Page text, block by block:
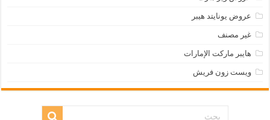
عروض يونايتد هيبر
غير مصنف
هايبر ماركت الإمارات
ويست زون فريش